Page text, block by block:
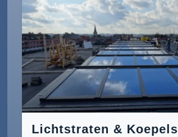
Lichtstraten & Koepels